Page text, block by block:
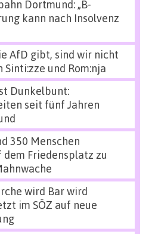
Dortmund: „B-
kann nach Insolvenz
AfD gibt, sind wir nicht
Sinti:zze und Rom:nja
Dunkelbunt:
seit fünf Jahren
350 Menschen
Friedensplatz zu
wird Bar wird
im SÖZ auf neue